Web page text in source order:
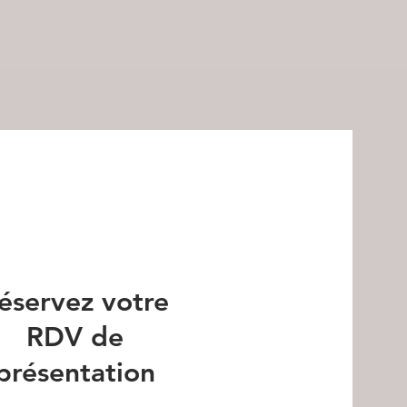
votre
RDV de